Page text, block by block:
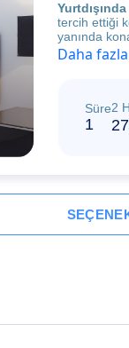
tercih ettiği
yanında
Daha
Süre
1
2